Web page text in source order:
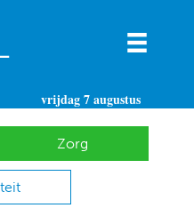
vrijdag 7 augustus
Zorg